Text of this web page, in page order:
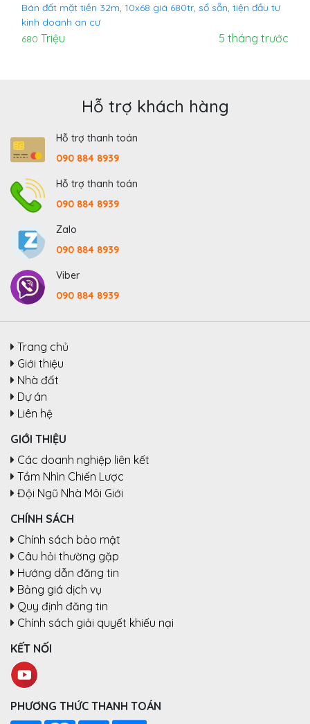
Bán đất mặt tiền 32m, 10x68 giá 680tr, sổ sẵn, tiện đầu tư
kinh doanh an cư
680 Triệu 5 tháng trước
Hỗ trợ khách hàng
Hỗ trợ thanh toán
090 884 8939
Hỗ trợ thanh toán
090 884 8939
Zalo
090 884 8939
Viber
090 884 8939
Trang chủ
Giới thiệu
Nhà đất
Dự án
Liên hệ
GIỚI THIỆU
Các doanh nghiệp liên kết
Tầm Nhìn Chiến Lược
Đội Ngũ Nhà Môi Giới
CHÍNH SÁCH
Chính sách bảo mật
Câu hỏi thường gặp
Hướng dẫn đăng tin
Bảng giá dịch vụ
Quy định đăng tin
Chính sách giải quyết khiếu nại
KẾT NỐI
PHƯƠNG THỨC THANH TOÁN